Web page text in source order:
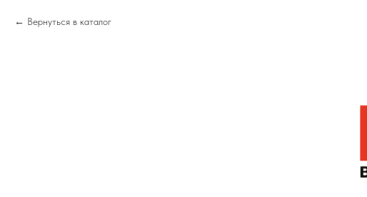
Вернуться в каталог